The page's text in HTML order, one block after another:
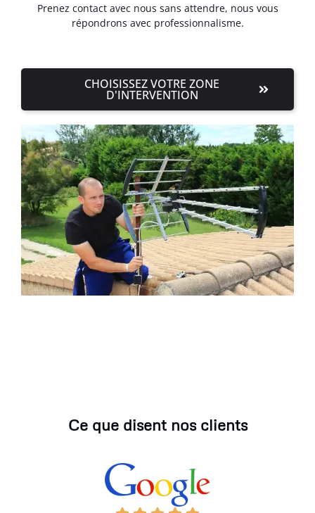
Prenez contact avec nous sans attendre, nous vous
répondrons avec professionnalisme.
CHOISISSEZ VOTRE ZONE
D'INTERVENTION
Ce que disent nos clients